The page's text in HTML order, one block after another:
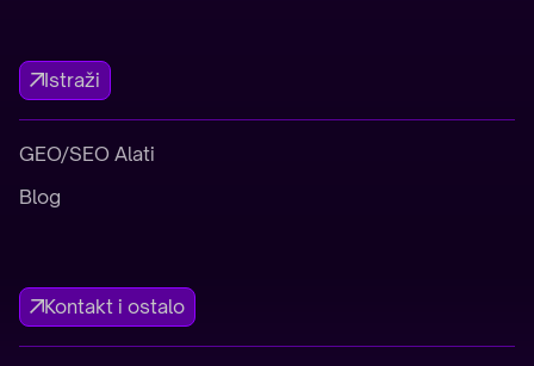
Istraži
GEO/SEO Alati
Blog
Kontakt i ostalo